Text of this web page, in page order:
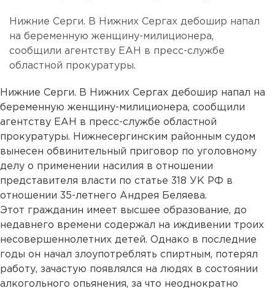
Нижние Серги. В Нижних Сергах дебошир напал
на беременную женщину-милиционера,
сообщили агентству ЕАН в пресс-службе
областной прокуратуры.
Нижние Серги. В Нижних Сергах дебошир напал на
беременную женщину-милиционера, сообщили
агентству ЕАН в пресс-службе областной
прокуратуры. Нижнесергинским районным судом
вынесен обвинительный приговор по уголовному
делу о применении насилия в отношении
представителя власти по статье 318 УК РФ в
отношении 35-летнего Андрея Беляева.
Этот гражданин имеет высшее образование, до
недавнего времени содержал на иждивении троих
несовершеннолетних детей. Однако в последние
годы он начал злоупотреблять спиртным, потерял
работу, зачастую появлялся на людях в состоянии
алкогольного опьянения, за что неоднократно